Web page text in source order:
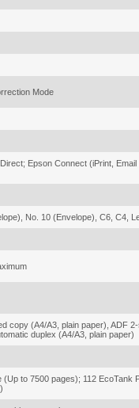
Mode
Epson Connect (iPrint,
No. 10 (Envelope), C6, C4,
copy (A4/A3, plain paper), ADF
duplex (A4/A3, plain paper)
to 7500 pages); 112 EcoTank